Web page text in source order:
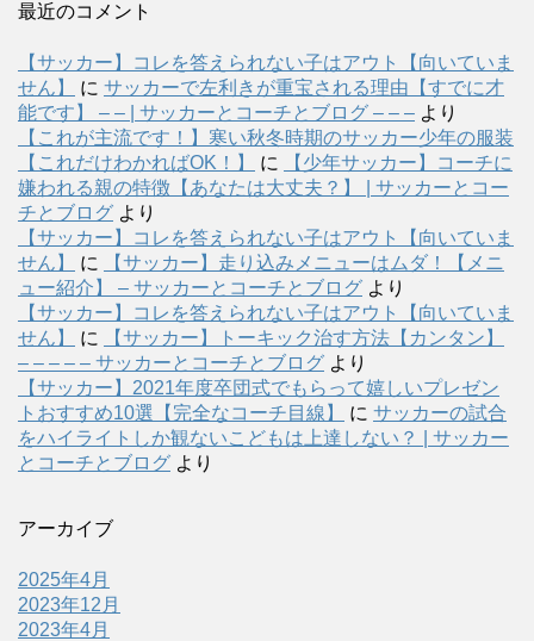
最近のコメント
【サッカー】コレを答えられない子はアウト【向いていま
せん】
に サッカーで左利きが重宝される理由【すでに才
能です】 – – | サッカーとコーチとブログ – – – より
【これが主流です！】寒い秋冬時期のサッカー少年の服装
【これだけわかればOK！】
に
【少年サッカー】コーチに
嫌われる親の特徴【あなたは大丈夫？】 | サッカーとコー
チとブログ より
【サッカー】コレを答えられない子はアウト【向いていま
せん】
に
【サッカー】走り込みメニューはムダ！【メニ
ュー紹介】 – サッカーとコーチとブログ より
【サッカー】コレを答えられない子はアウト【向いていま
せん】
に
【サッカー】トーキック治す方法【カンタン】
– – – – – サッカーとコーチとブログ より
【サッカー】2021年度卒団式でもらって嬉しいプレゼン
トおすすめ10選【完全なコーチ目線】
に サッカーの試合
をハイライトしか観ないこどもは上達しない？ | サッカー
とコーチとブログ より
アーカイブ
2025年4月
2023年12月
2023年4月